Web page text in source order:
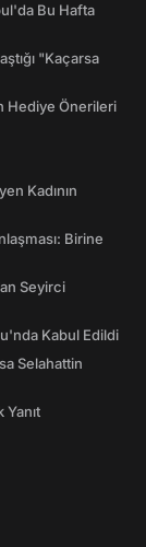
Bu Hafta
"Kaçarsa
Hediye Önerileri
Kadının
Birine
Seyirci
Kabul Edildi
Selahattin